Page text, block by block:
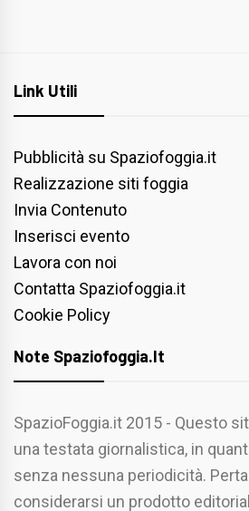
Link Utili
Pubblicità su Spaziofoggia.it
Realizzazione siti foggia
Invia Contenuto
Inserisci evento
Lavora con noi
Contatta Spaziofoggia.it
Cookie Policy
Note Spaziofoggia.it
SpazioFoggia.it 2015 - Questo
una testata giornalistica, in
senza nessuna periodicità.
considerarsi un prodotto